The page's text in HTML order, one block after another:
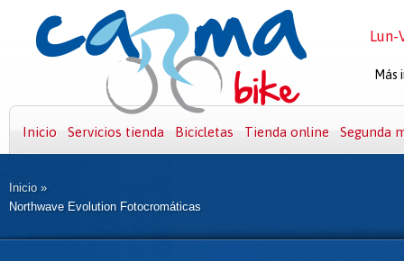
Inicio Servicios tienda Bicicletas Tienda online Segunda
Inicio »
Northwave Evolution Fotocromáticas
Lun-
Más